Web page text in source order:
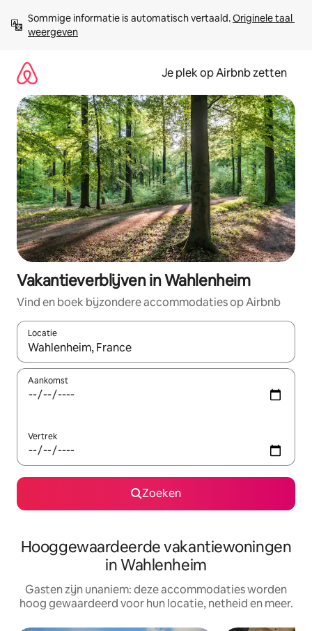
direct
naar
Sommige informatie is automatisch vertaald. Originele taal
weergeven
Je plek op Airbnb zetten
Vakantieverblijven in Wahlenheim
Vind en boek bijzondere accommodaties op Airbnb
Locatie
Wanneer er resultaten beschikbaar zijn, maak je een keuze
Aankomst
Vertrek
Zoeken
Hooggewaardeerde vakantiewoningen
in Wahlenheim
Gasten zijn unaniem: deze accommodaties worden
hoog gewaardeerd voor hun locatie, netheid en meer.